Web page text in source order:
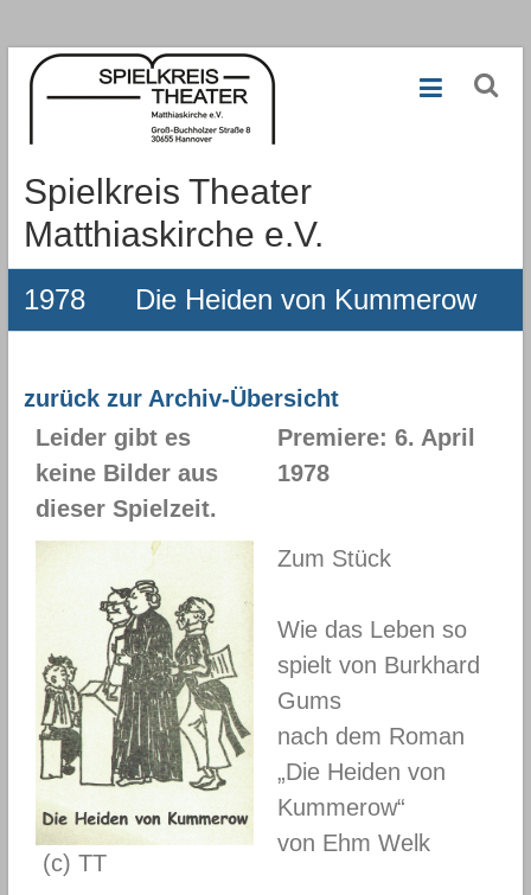
Zum
Inhalt
Spielkreis Theater
Matthiaskirche e.V.
1978 Die Heiden von Kummerow
zurück zur Archiv-Übersicht
Leider gibt es
keine Bilder aus
dieser Spielzeit.
Premiere: 6. April
1978
(c) TT
Zum Stück
Wie das Leben so
spielt von Burkhard
Gums
nach dem Roman
„Die Heiden von
Kummerow“
von Ehm Welk